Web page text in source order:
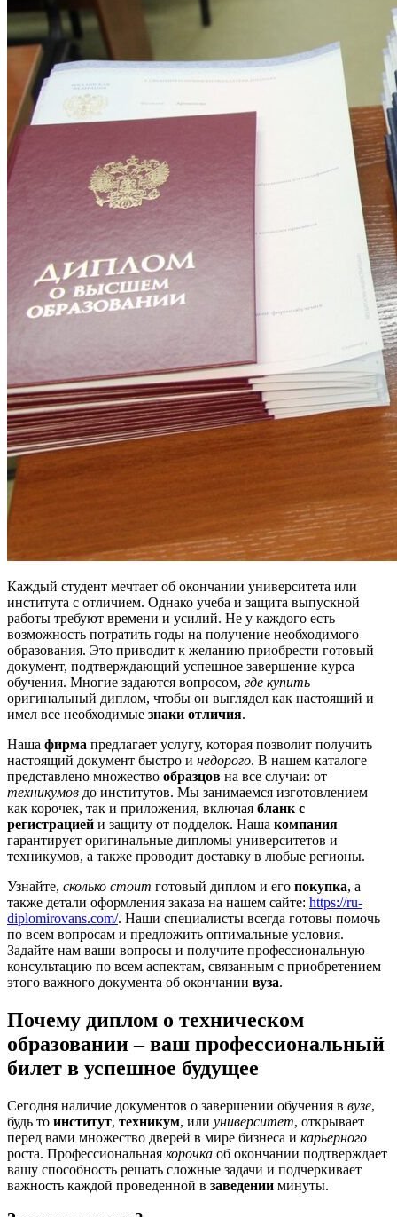
Каждый студент мечтает об окончании университета или
института с отличием. Однако учеба и защита выпускной
работы требуют времени и усилий. Не у каждого есть
возможность потратить годы на получение необходимого
образования. Это приводит к желанию приобрести готовый
документ, подтверждающий успешное завершение курса
обучения. Многие задаются вопросом, где купить
оригинальный диплом, чтобы он выглядел как настоящий и
имел все необходимые знаки отличия.
Наша фирма предлагает услугу, которая позволит получить
настоящий документ быстро и недорого. В нашем каталоге
представлено множество образцов на все случаи: от
техникумов до институтов. Мы занимаемся изготовлением
как корочек, так и приложения, включая бланк с
регистрацией и защиту от подделок. Наша компания
гарантирует оригинальные дипломы университетов и
техникумов, а также проводит доставку в любые регионы.
Узнайте, сколько стоит готовый диплом и его покупка, а
также детали оформления заказа на нашем сайте: https://ru-
diplomirovans.com/. Наши специалисты всегда готовы помочь
по всем вопросам и предложить оптимальные условия.
Задайте нам ваши вопросы и получите профессиональную
консультацию по всем аспектам, связанным с приобретением
этого важного документа об окончании вуза.
Почему диплом о техническом
образовании – ваш профессиональный
билет в успешное будущее
Сегодня наличие документов о завершении обучения в вузе,
будь то институт, техникум, или университет, открывает
перед вами множество дверей в мире бизнеса и карьерного
роста. Профессиональная корочка об окончании подтверждает
вашу способность решать сложные задачи и подчеркивает
важность каждой проведенной в заведении минуты.